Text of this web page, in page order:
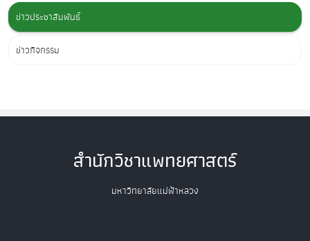
ข่าวประชาสัมพันธ์
ข่าวกิจกรรม
สำนักวิชาแพทยศาสตร์
มหาวิทยาลัยแม่ฟ้าหลวง